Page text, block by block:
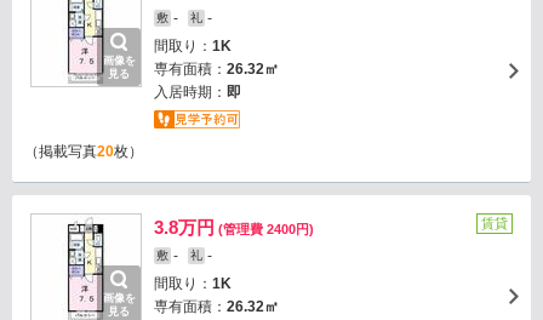
画像を
見る
敷 - 礼 -
間取り： 1K
専有面積： 26.32㎡
入居時期： 即
（掲載写真20枚）
画像を
見る
3.8万円 (管理費 2400円)
敷 - 礼 -
間取り： 1K
専有面積： 26.32㎡
賃貸